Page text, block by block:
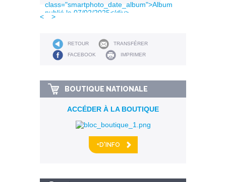
< >
RETOUR
TRANSFÉRER
FACEBOOK
IMPRIMER
BOUTIQUE NATIONALE
ACCÉDER À LA BOUTIQUE
+D'INFO